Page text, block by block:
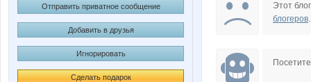
Отправить приватное сообщение
Добавить в друзья
Игнорировать
Сделать подарок
brunia
Этот
блогеров.